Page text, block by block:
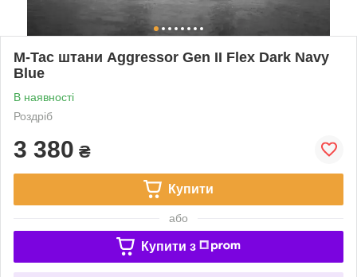
M-Tac штани Aggressor Gen II Flex Dark Navy
Blue
В наявності
Роздріб
3 380 ₴
Купити
або
Купити з